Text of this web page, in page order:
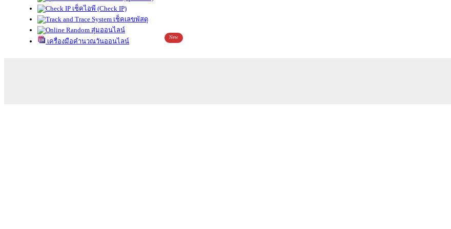
เช็คไอพี (Check IP)
เช็คเลขพัสดุ
สุ่มออนไลน์
เครื่องมือคำนวณวันออนไลน์
New